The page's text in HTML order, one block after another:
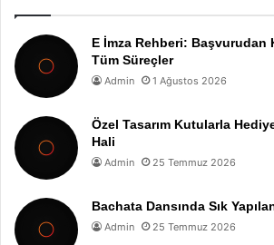
E İmza Rehberi: Başvurudan
Tüm Süreçler
Admin 1 Ağustos 2026
Özel Tasarım Kutularla
Hali
Admin 25 Temmuz 2026
Bachata Dansında Sık
Admin 25 Temmuz 2026